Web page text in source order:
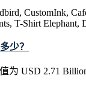
CustomInk,
T-Shirt Elephant,
少？
为 USD 2.71